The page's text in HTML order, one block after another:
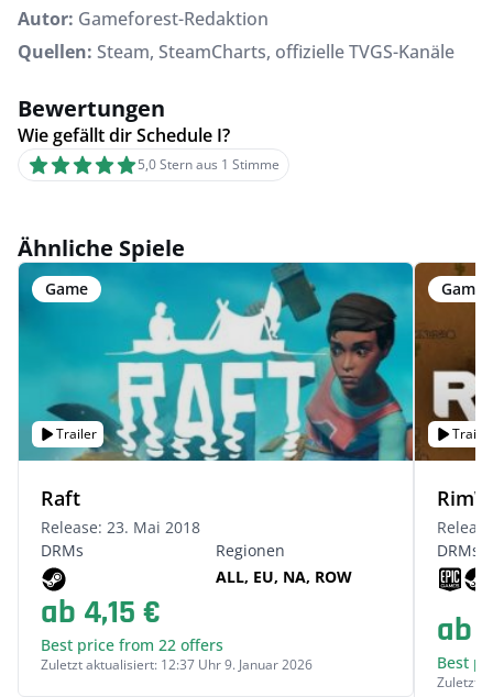
Autor: Gameforest-Redaktion
Quellen: Steam, SteamCharts, offizielle TVGS-Kanäle
Bewertungen
Wie gefällt dir Schedule I?
5,0 Stern aus 1 Stimme
Ähnliche Spiele
Game
Trailer
Raft
Release: 23. Mai 2018
DRMs
Regionen
ALL, EU, NA, ROW
ab 4,15 €
Best price from 22 offers
Zuletzt aktualisiert: 12:37 Uhr 9. Januar 2026
Game
Trailer
DRMs
ab
Best
Zuletzt